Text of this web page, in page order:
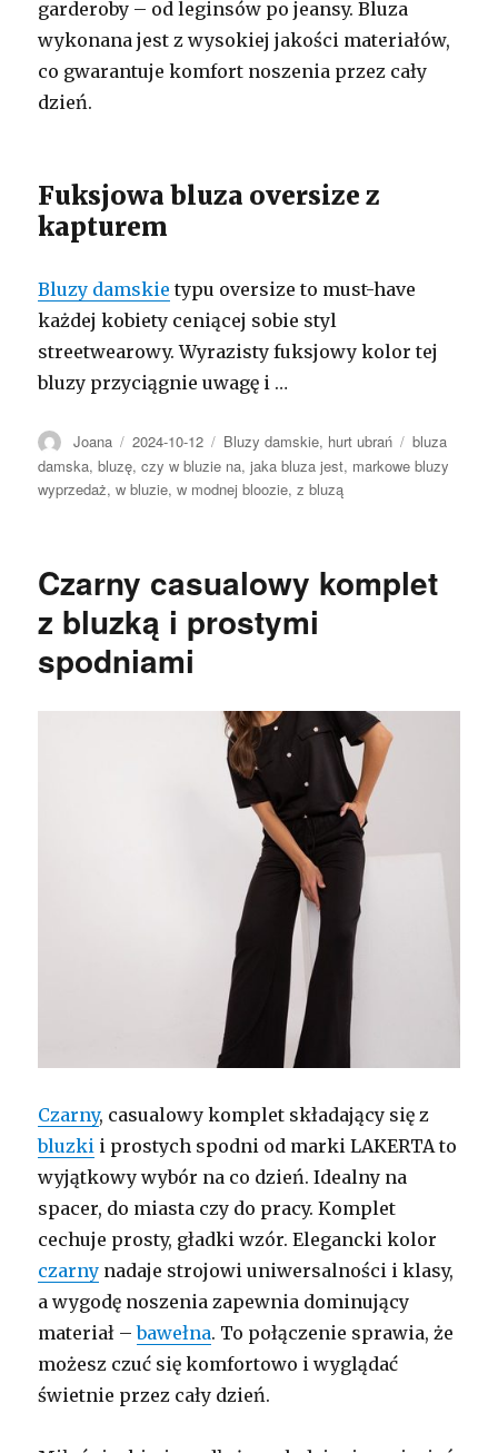
garderoby – od leginsów po jeansy. Bluza
wykonana jest z wysokiej jakości materiałów,
co gwarantuje komfort noszenia przez cały
dzień.
Fuksjowa bluza oversize z
kapturem
Bluzy damskie typu oversize to must-have
każdej kobiety ceniącej sobie styl
streetwearowy. Wyrazisty fuksjowy kolor tej
bluzy przyciągnie uwagę i …
Autor
Joana Opublikowano
2024-10-12 Kategorie
Bluzy damskie, hurt ubrań Tagi
bluza
damska,bluzę,czy w bluzie na,jaka bluza jest, markowe bluzy
wyprzedaż,w bluzie,w modnej bloozie,z bluzą
Czarny casualowy komplet
z bluzką i prostymi
spodniami
Czarny, casualowy komplet składający się z
bluzki i prostych spodni od marki LAKERTA to
wyjątkowy wybór na co dzień. Idealny na
spacer, do miasta czy do pracy. Komplet
cechuje prosty, gładki wzór. Elegancki kolor
czarny nadaje strojowi uniwersalności i klasy,
a wygodę noszenia zapewnia dominujący
materiał –bawełna. To połączenie sprawia, że
możesz czuć się komfortowo i wyglądać
świetnie przez cały dzień.